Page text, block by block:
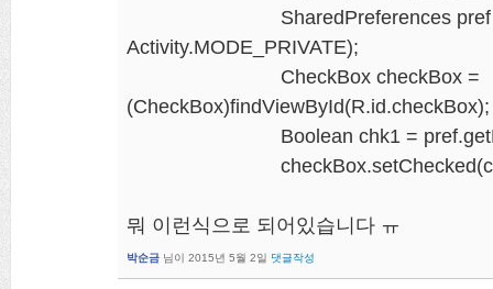
SharedPreferences pref =
Activity.MODE_PRIVATE);
CheckBox checkBox =
(CheckBox)findViewById(R.id.checkBox);
Boolean chk1 =
뭐 이런식으로 되어있습니다 ㅠ
박순금 님이 2015년 5월 2일 댓글작성